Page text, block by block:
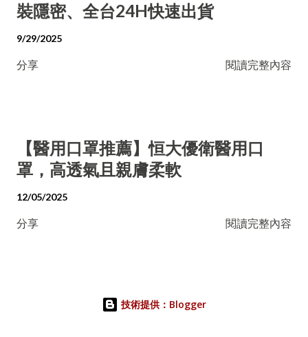
裝隱密、全台24H快速出貨
9/29/2025
分享 閱讀完整內容
【醫用口罩推薦】恒大優衛醫用口
罩，高透氣且親膚柔軟
12/05/2025
分享 閱讀完整內容
技術提供：Blogger